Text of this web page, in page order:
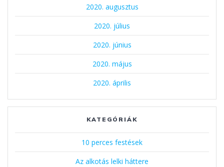
2020. augusztus
2020. július
2020. június
2020. május
2020. április
KATEGÓRIÁK
10 perces festések
Az alkotás lelki háttere